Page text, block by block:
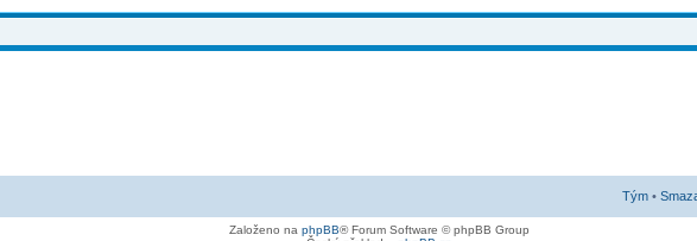
Tým •
Založeno na phpBB® Forum Software © phpBB Group